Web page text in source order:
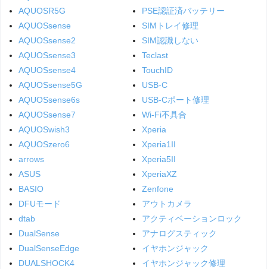
AQUOSR5G
AQUOSsense
AQUOSsense2
AQUOSsense3
AQUOSsense4
AQUOSsense5G
AQUOSsense6s
AQUOSsense7
AQUOSwish3
AQUOSzero6
arrows
ASUS
BASIO
DFUモード
dtab
DualSense
DualSenseEdge
DUALSHOCK4
PSE認証済バッテリー
SIMトレイ修理
SIM認識しない
Teclast
TouchID
USB-C
USB-Cポート修理
Wi-Fi不具合
Xperia
Xperia1II
Xperia5II
XperiaXZ
Zenfone
アウトカメラ
アクティベーションロック
アナログスティック
イヤホンジャック
イヤホンジャック修理